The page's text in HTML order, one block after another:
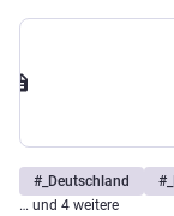
# _Deutschland #
… und 4 weitere